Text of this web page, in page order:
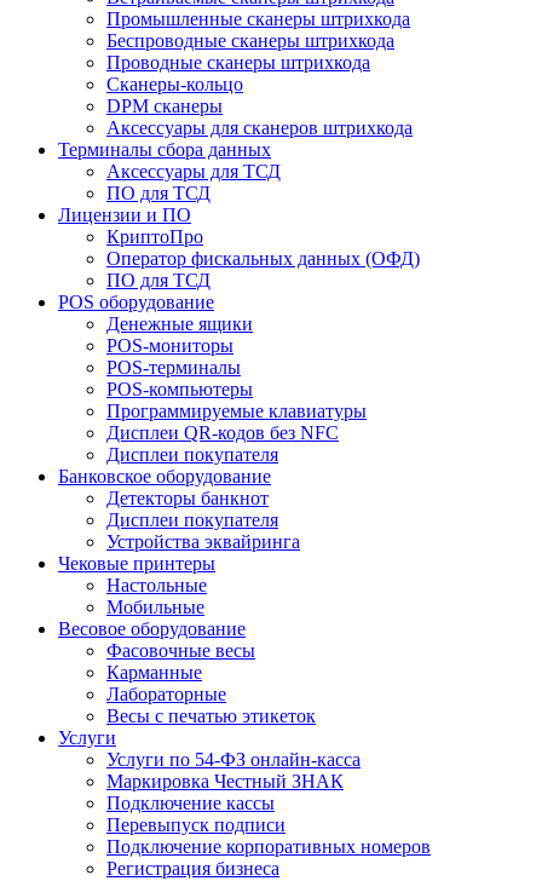
Промышленные сканеры штрихкода
Беспроводные сканеры штрихкода
Проводные сканеры штрихкода
Сканеры-кольцо
DPM сканеры
Аксессуары для сканеров штрихкода
Терминалы сбора данных
Аксессуары для ТСД
ПО для ТСД
Лицензии и ПО
КриптоПро
Оператор фискальных данных (ОФД)
ПО для ТСД
POS оборудование
Денежные ящики
POS-мониторы
POS-терминалы
POS-компьютеры
Программируемые клавиатуры
Дисплеи QR-кодов без NFC
Дисплеи покупателя
Банковское оборудование
Детекторы банкнот
Дисплеи покупателя
Устройства эквайринга
Чековые принтеры
Настольные
Мобильные
Весовое оборудование
Фасовочные весы
Карманные
Лабораторные
Весы с печатью этикеток
Услуги
Услуги по 54-ФЗ онлайн-касса
Маркировка Честный ЗНАК
Подключение кассы
Перевыпуск подписи
Подключение корпоративных номеров
Регистрация бизнеса